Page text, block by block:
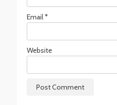
Email*
Website